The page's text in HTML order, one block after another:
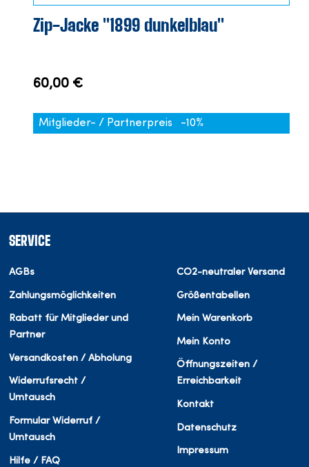
Zip-Jacke "1899 dunkelblau"
60,00 €
Mitglieder- / Partnerpreis -10%
SERVICE
AGBs
Zahlungsmöglichkeiten
Rabatt für Mitglieder und
Partner
Versandkosten / Abholung
Widerrufsrecht /
Umtausch
Formular Widerruf /
Umtausch
Hilfe / FAQ
CO2-neutraler Versand
Größentabellen
Mein Warenkorb
Mein Konto
Öffnungszeiten /
Erreichbarkeit
Kontakt
Datenschutz
Impressum